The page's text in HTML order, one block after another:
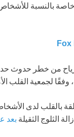
بالنسبة
الرياح من خطر
وفقًا لجمعية القلب
بالقلب لدى
الثقيلة بعد